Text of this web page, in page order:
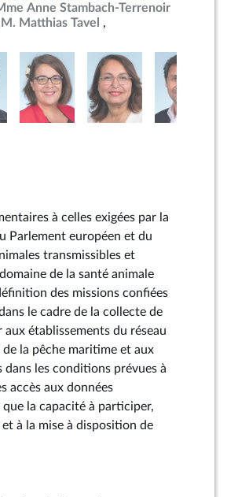
Anne Stambach-Terrenoir
M. Matthias Tavel
à celles exigées par la
Parlement européen et du
transmissibles et
de la santé animale
des missions confiées
le cadre de la collecte de
établissements du réseau
la pêche maritime et aux
les conditions prévues à
accès aux données
que la capacité à participer,
à la mise à disposition de